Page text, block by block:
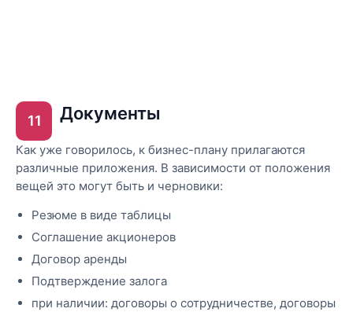
11 Документы
Как уже говорилось, к бизнес-плану прилагаются
различные приложения. В зависимости от положения
вещей это могут быть и черновики:
Резюме в виде таблицы
Соглашение акционеров
Договор аренды
Подтверждение залога
при наличии: договоры о сотрудничестве, договоры